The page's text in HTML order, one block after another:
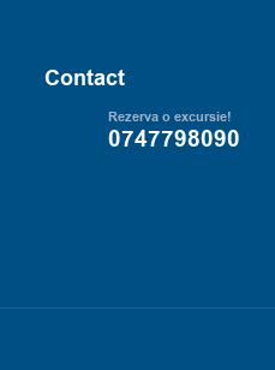
Contact
Rezerva o excursie!
0747798090